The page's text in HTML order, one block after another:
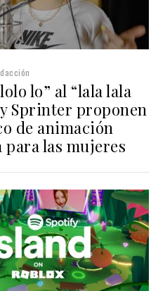
lo” al “lala lala
Sprinter proponen
de animación
las mujeres